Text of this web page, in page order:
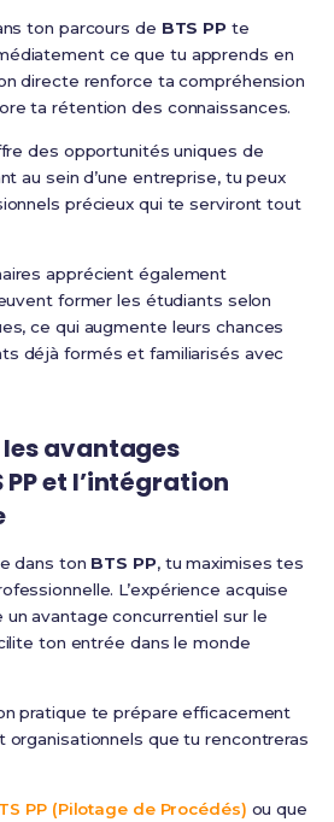
ton parcours de BTS PP te
ce que tu apprends en
directe renforce ta compréhension
ta rétention des connaissances.
des opportunités uniques de
au sein d’une entreprise, tu peux
précieux qui te serviront tout
apprécient également
former les étudiants selon
ce qui augmente leurs chances
déjà formés et familiarisés avec
avantages
et l’intégration
dans ton BTS PP, tu maximises tes
L’expérience acquise
avantage concurrentiel sur le
ton entrée dans le monde
pratique te prépare efficacement
organisationnels que tu rencontreras
PP (Pilotage de Procédés) ou que